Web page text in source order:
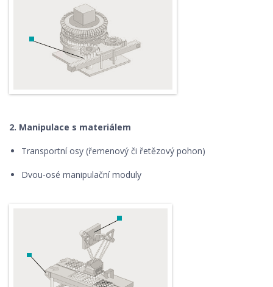
2. Manipulace s materiálem
Transportní osy (řemenový či řetězový pohon)
Dvou-osé manipulační moduly